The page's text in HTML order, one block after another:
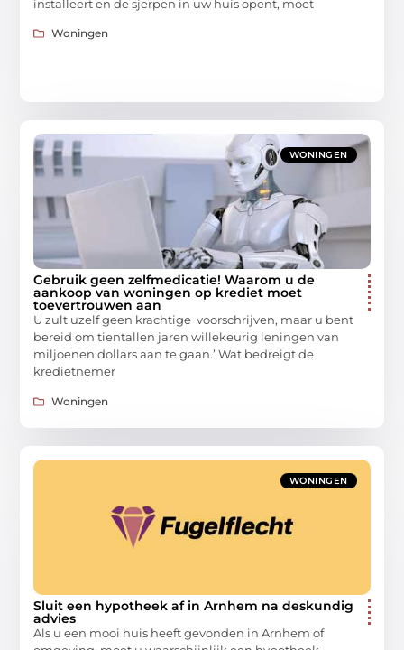
installeert en de sjerpen in uw huis opent, moet
Woningen
WONINGEN
Gebruik geen zelfmedicatie! Waarom u de
aankoop van woningen op krediet moet
toevertrouwen aan
U zult uzelf geen krachtige voorschrijven, maar u bent
bereid om tientallen jaren willekeurig leningen van
miljoenen dollars aan te gaan.’ Wat bedreigt de
kredietnemer
Woningen
WONINGEN
Sluit een hypotheek af in Arnhem na deskundig
advies
Als u een mooi huis heeft gevonden in Arnhem of